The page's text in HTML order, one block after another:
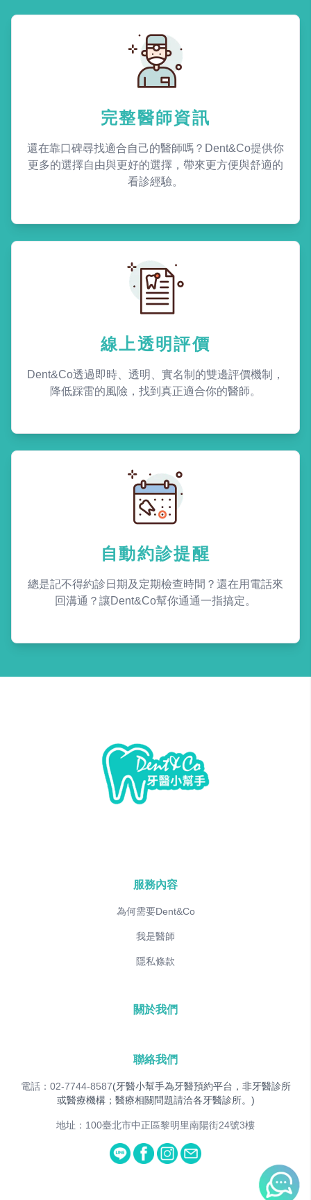
完整醫師資訊
還在靠口碑尋找適合自己的醫師嗎？Dent&Co提供你
更多的選擇自由與更好的選擇，帶來更方便與舒適的
看診經驗。
線上透明評價
Dent&Co透過即時、透明、實名制的雙邊評價機制，
降低踩雷的風險，找到真正適合你的醫師。
自動約診提醒
總是記不得約診日期及定期檢查時間？還在用電話來
回溝通？讓Dent&Co幫你通通一指搞定。
服務內容
為何需要Dent&Co
我是醫師
隱私條款
關於我們
聯絡我們
電話：02-7744-8587(牙醫小幫手為牙醫預約平台，非牙醫診所
或醫療機構；醫療相關問題請洽各牙醫診所。)
地址：100臺北市中正區黎明里南陽街24號3樓